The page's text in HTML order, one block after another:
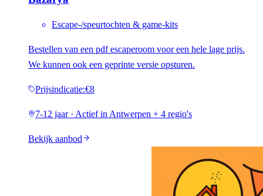
Escape-/speurtochten & game-kits
Bestellen van een pdf escaperoom voor een hele lage prijs.
We kunnen ook een geprinte versie opsturen.
Prijsindicatie:€8
7-12 jaar · Actief in Antwerpen + 4 regio's
Bekijk aanbod